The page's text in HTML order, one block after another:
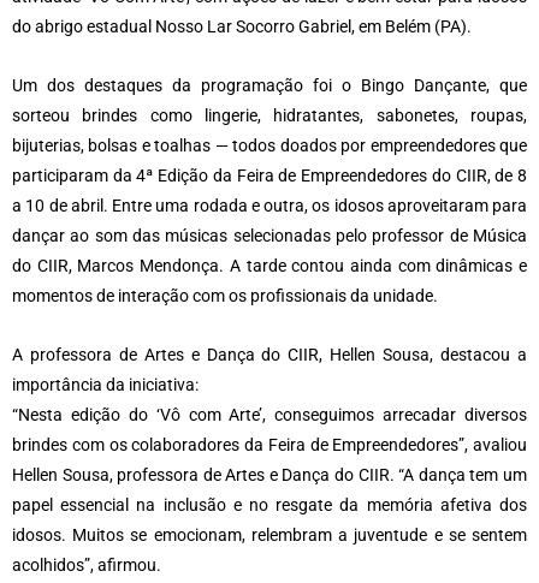
do abrigo estadual Nosso Lar Socorro Gabriel, em Belém (PA).
Um dos destaques da programação foi o Bingo Dançante, que
sorteou brindes como lingerie, hidratantes, sabonetes, roupas,
bijuterias, bolsas e toalhas — todos doados por empreendedores que
participaram da 4ª Edição da Feira de Empreendedores do CIIR, de 8
a 10 de abril. Entre uma rodada e outra, os idosos aproveitaram para
dançar ao som das músicas selecionadas pelo professor de Música
do CIIR, Marcos Mendonça. A tarde contou ainda com dinâmicas e
momentos de interação com os profissionais da unidade.
A professora de Artes e Dança do CIIR, Hellen Sousa, destacou a
importância da iniciativa:
“Nesta edição do ‘Vô com Arte’, conseguimos arrecadar diversos
brindes com os colaboradores da Feira de Empreendedores”, avaliou
Hellen Sousa, professora de Artes e Dança do CIIR. “A dança tem um
papel essencial na inclusão e no resgate da memória afetiva dos
idosos. Muitos se emocionam, relembram a juventude e se sentem
acolhidos”, afirmou.